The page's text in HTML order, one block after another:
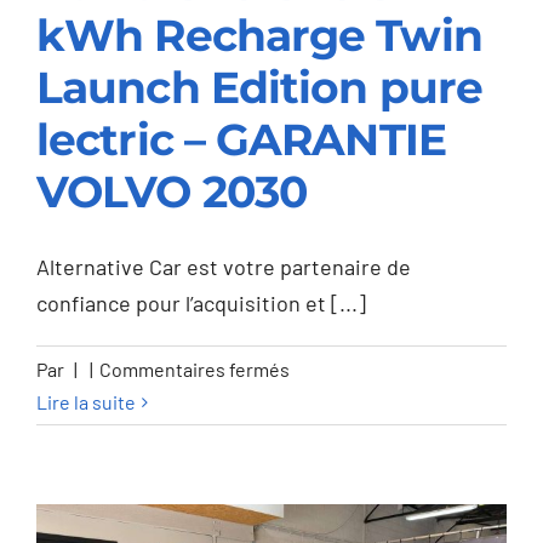
Volvo C40 C40 82
kWh Recharge Twin
Launch Edition pure
lectric – GARANTIE
VOLVO 2030
kWh Recharge Twin
Launch Edition pure
lectric – GARANTIE
VOLVO 2030
Alternative Car est votre partenaire de
confiance pour l’acquisition et [...]
Par | | Commentaires fermés
C40
82
kWh
Lire la suite